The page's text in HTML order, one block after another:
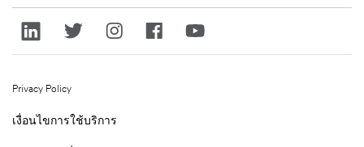
ความยั่งยืนและผลลัพธ์ทางสังคม
lululemon.com
ลงชื่อเข้าใช้
Privacy Policy
เงื่อนไขการใช้บริการ